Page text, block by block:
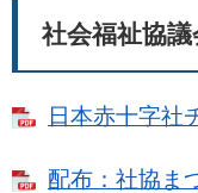
社会福祉協議
日本赤十字社
配布：社協ま